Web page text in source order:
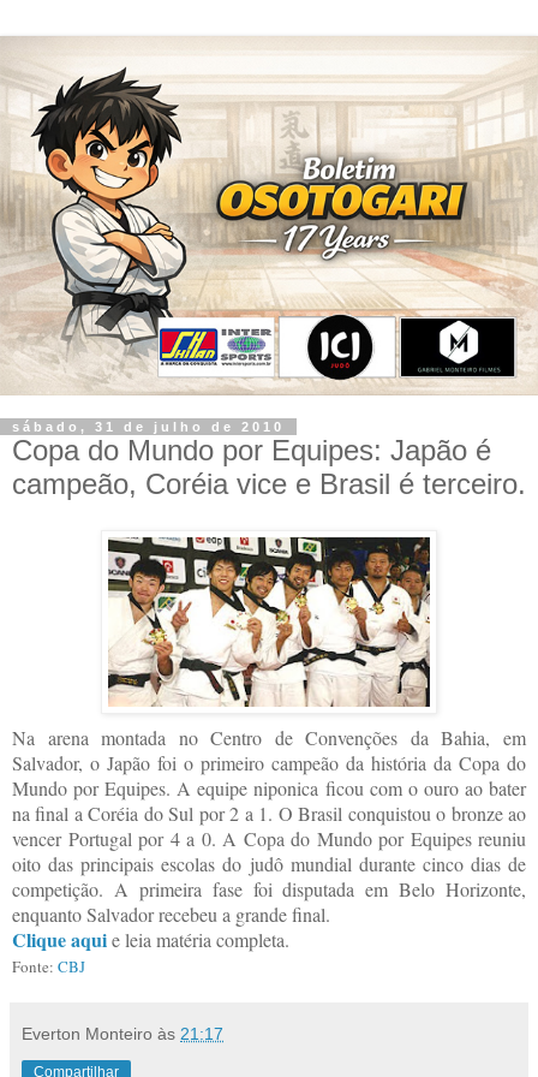
sábado, 31 de julho de 2010
Copa do Mundo por Equipes: Japão é
campeão, Coréia vice e Brasil é terceiro.
Na arena montada no Centro de Convenções da Bahia, em
Salvador, o Japão foi o primeiro campeão da história da Copa do
Mundo por Equipes. A equipe niponica ficou com o ouro ao bater
na final a Coréia do Sul por 2 a 1. O Brasil conquistou o bronze ao
vencer Portugal por 4 a 0. A Copa do Mundo por Equipes reuniu
oito das principais escolas do judô mundial durante cinco dias de
competição. A primeira fase foi disputada em Belo Horizonte,
enquanto Salvador recebeu a grande final.
Clique aquie leia matéria completa.
Fonte: CBJ
Everton Monteiro às 21:17
Compartilhar